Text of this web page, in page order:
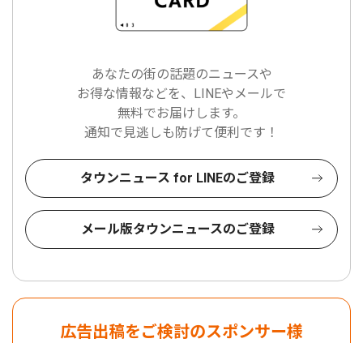
あなたの街の話題のニュースや
お得な情報などを、LINEやメールで
無料でお届けします。
通知で見逃しも防げて便利です！
タウンニュース for LINEのご登録
メール版タウンニュースのご登録
広告出稿をご検討のスポンサー様